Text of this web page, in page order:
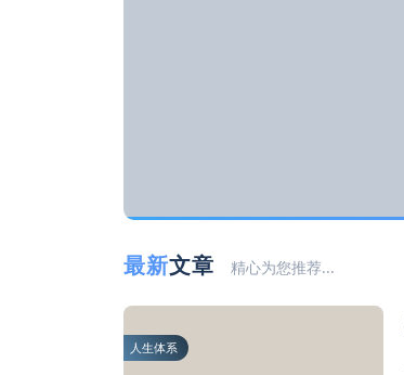
最新文章 精心为您推荐...
人生体系